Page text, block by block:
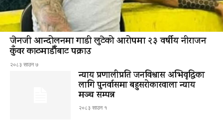
जेनजी आन्दोलनमा गाडी लुटेको आरोपमा २३ वर्षीय नीराजन
कुँवर काठमाडौँबाट पक्राउ
२०८३ साउन ७
न्याय प्रणालीप्रति जनविश्वास अभिवृद्धिका
लागि पुनर्वासमा बहुसरोकारवाला न्याय
मञ्च सम्पन्न
२०८३ साउन १